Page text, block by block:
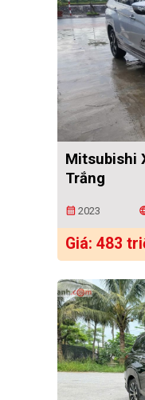
Mitsubishi
Trắng
calendar_month 2023
Giá: 483